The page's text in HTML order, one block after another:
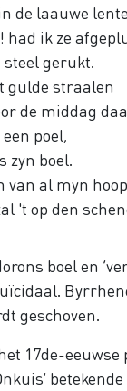
de laauwe lente
had ik ze
steel gerukt.
gulde straalen
de middag
poel,
zyn boel.
al myn
't op den
boel en
geschoven.
17de-